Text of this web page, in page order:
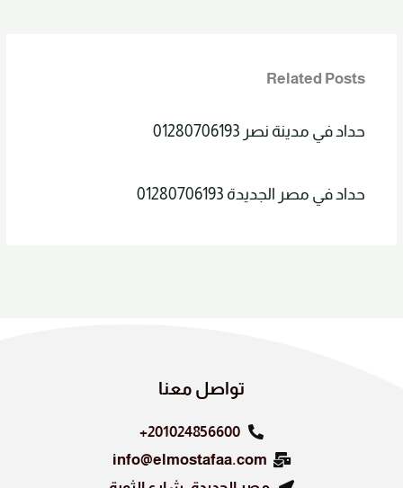
Related Posts
حداد في مدينة نصر 01280706193
حداد في مصر الجديدة 01280706193
تواصل معنا
201024856600+
info@elmostafaa.com